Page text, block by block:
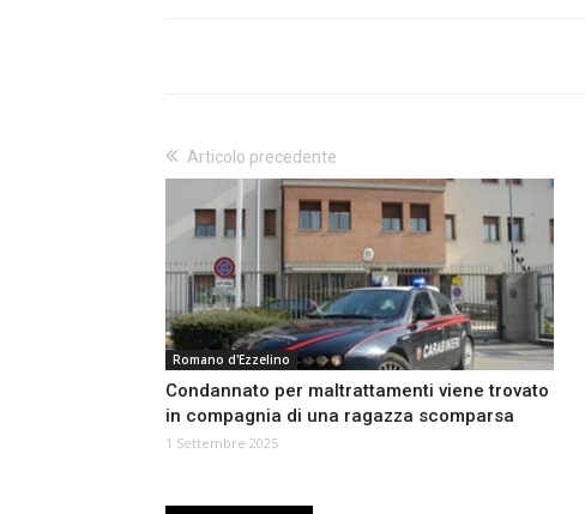
Articolo precedente
Romano d'Ezzelino
Condannato per maltrattamenti viene trovato
in compagnia di una ragazza scomparsa
1 Settembre 2025